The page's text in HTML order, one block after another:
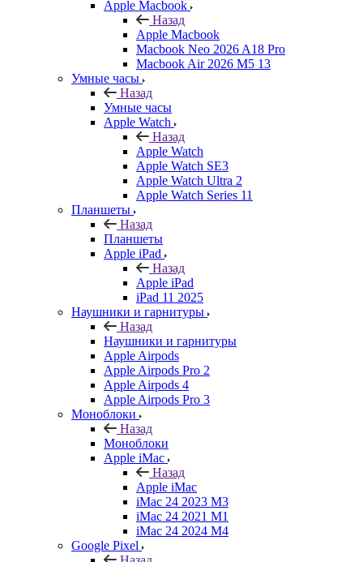
Apple Macbook
Назад
Apple Macbook
Macbook Neo 2026 A18 Pro
Macbook Air 2026 M5 13
Умные часы
Назад
Умные часы
Apple Watch
Назад
Apple Watch
Apple Watch SE3
Apple Watch Ultra 2
Apple Watch Series 11
Планшеты
Назад
Планшеты
Apple iPad
Назад
Apple iPad
iPad 11 2025
Наушники и гарнитуры
Назад
Наушники и гарнитуры
Apple Airpods
Apple Airpods Pro 2
Apple Airpods 4
Apple Airpods Pro 3
Моноблоки
Назад
Моноблоки
Apple iMac
Назад
Apple iMac
iMac 24 2023 M3
iMac 24 2021 M1
iMac 24 2024 M4
Google Pixel